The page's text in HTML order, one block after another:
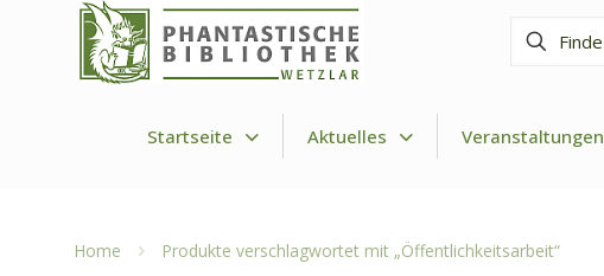
Finde
Startseite Aktuelles Veranstaltungen
Home Produkte verschlagwortet mit „Öffentlichkeitsarbeit“